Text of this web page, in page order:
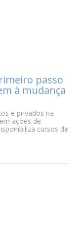
passo
à mudança
e privados na
ações de
cursos de